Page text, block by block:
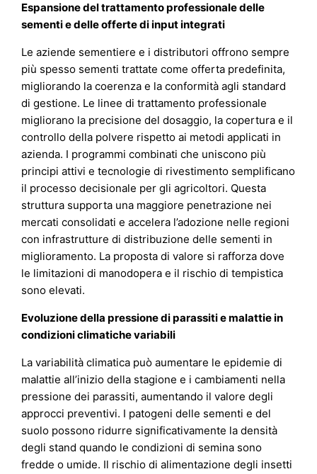
Espansione del trattamento professionale delle
sementi e delle offerte di input integrati
Le aziende sementiere e i distributori offrono sempre
più spesso sementi trattate come offerta predefinita,
migliorando la coerenza e la conformità agli standard
di gestione. Le linee di trattamento professionale
migliorano la precisione del dosaggio, la copertura e il
controllo della polvere rispetto ai metodi applicati in
azienda. I programmi combinati che uniscono più
principi attivi e tecnologie di rivestimento semplificano
il processo decisionale per gli agricoltori. Questa
struttura supporta una maggiore penetrazione nei
mercati consolidati e accelera l’adozione nelle regioni
con infrastrutture di distribuzione delle sementi in
miglioramento. La proposta di valore si rafforza dove
le limitazioni di manodopera e il rischio di tempistica
sono elevati.
Evoluzione della pressione di parassiti e malattie in
condizioni climatiche variabili
La variabilità climatica può aumentare le epidemie di
malattie all’inizio della stagione e i cambiamenti nella
pressione dei parassiti, aumentando il valore degli
approcci preventivi. I patogeni delle sementi e del
suolo possono ridurre significativamente la densità
degli stand quando le condizioni di semina sono
fredde o umide. Il rischio di alimentazione degli insetti